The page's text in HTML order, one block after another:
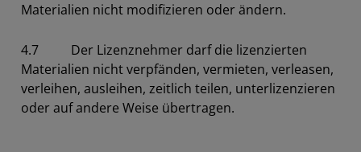
Materialien nicht modifizieren oder ändern.
4.7 Der Lizenznehmer darf die lizenzierten
Materialien nicht verpfänden, vermieten, verleasen,
verleihen, ausleihen, zeitlich teilen, unterlizenzieren
oder auf andere Weise übertragen.